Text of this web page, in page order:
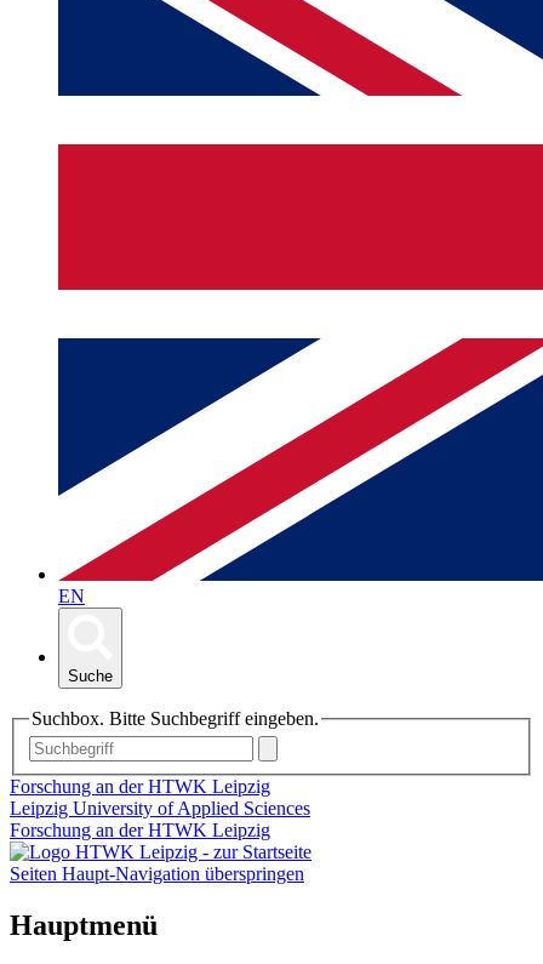
EN
Suche
Suchbox. Bitte Suchbegriff eingeben.
Forschung an der HTWK Leipzig
Leipzig University of Applied Sciences
Forschung an der HTWK Leipzig
Seiten Haupt-Navigation überspringen
Hauptmenü